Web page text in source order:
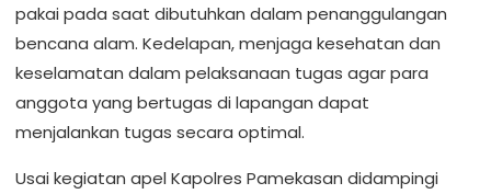
pakai pada saat dibutuhkan dalam penanggulangan
bencana alam. Kedelapan, menjaga kesehatan dan
keselamatan dalam pelaksanaan tugas agar para
anggota yang bertugas di lapangan dapat
menjalankan tugas secara optimal.
Usai kegiatan apel Kapolres Pamekasan didampingi